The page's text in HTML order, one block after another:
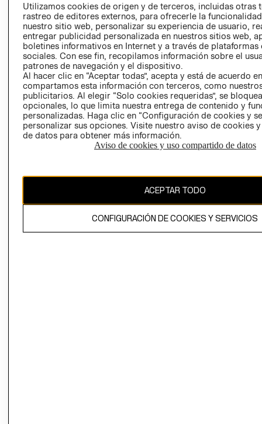
AVISO DE
PRIVACIDAD
GIFT CARD
AVISO DE
COOKIES
CAMBIAR REGIÓN
Utilizamos cookies de origen y de terceros, incluidas otras
rastreo de editores externos, para ofrecerle la
nuestro sitio web, personalizar su experiencia de usuario,
entregar publicidad personalizada en nuestros sitios web,
boletines informativos en Internet y a través de plataformas
sociales. Con ese fin, recopilamos información sobre el
patrones de navegación y el dispositivo.
Al hacer clic en “Aceptar todas”, acepta y está de acuerdo
compartamos esta información con terceros, como
publicitarios. Al elegir “Solo cookies requeridas”, se
opcionales, lo que limita nuestra entrega de contenido y
personalizadas. Haga clic en “Configuración de cookies y
personalizar sus opciones. Visite nuestro aviso de cookies
de datos para obtener más información.
Aviso de cookies y uso compartido de datos
ACEPTAR TODO
CONFIGURACIÓN DE COOKIES Y SERVICIOS